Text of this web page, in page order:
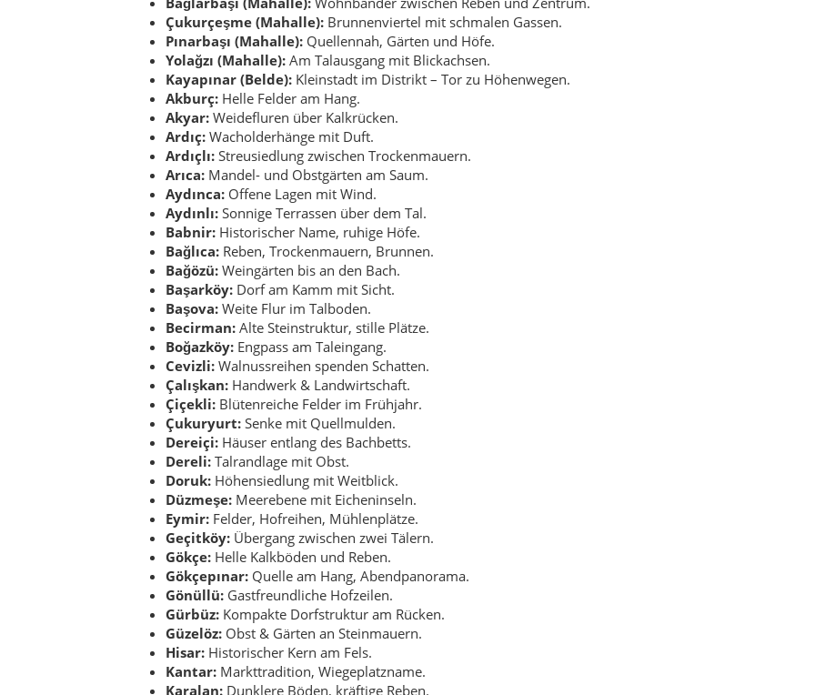
Bağözü:Weingärten bis an den Bach.
Başarköy:Dorf am Kamm mit Sicht.
Başova:Weite Flur im Talboden.
Becirman:Alte Steinstruktur, stille Plätze.
Boğazköy: Engpass am Taleingang.
Cevizli:Walnussreihen spenden Schatten.
Çalışkan:Handwerk & Landwirtschaft.
Çiçekli:Blütenreiche Felder im Frühjahr.
Çukuryurt:Senke mit Quellmulden.
Dereiçi:Häuser entlang des Bachbetts.
Dereli:Talrandlage mit Obst.
Doruk:Höhensiedlung mit Weitblick.
Düzmeşe:Meerebene mit Eicheninseln.
Eymir:Felder, Hofreihen, Mühlenplätze.
Geçitköy:Übergang zwischen zwei Tälern.
Gökçe:Helle Kalkböden und Reben.
Gökçepınar:Quelle am Hang, Abendpanorama.
Gönüllü:Gastfreundliche Hofzeilen.
Gürbüz:Kompakte Dorfstruktur am Rücken.
Güzelöz:Obst & Gärten an Steinmauern.
Hisar:Historischer Kern am Fels.
Kantar: Markttradition, Wiegeplatzname.
Karalan:Dunklere Böden, kräftige Reben.
Kayalar: Felsformationen geben den Namen.
Kesiksu:Bachläufe, die im Sommer versiegen.
Kırkat: Sattelpunkt über Seitentälern.
Kışlak:Winterweiden, Schutzmauern.
Koçak: Hangkämme, offene Höfe.
Koyunlu:Weidewirtschaft prägt das Bild.
Kozlu:Reiche Reben, niedrige Mauern.
Kömürcü:Name erinnert an Holzkohleplätze.
Kutlu:Streusiedlung mit Feldern.
Nurlu:Weiches Licht über Terrassen.
Özler:Obstzeilen und Wasserstellen.
Poyraz: Windiger Rücken mit Sicht.
Rüzgarlı:Offene, luftige Lage.